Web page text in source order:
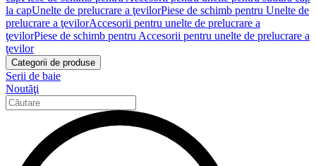
la capUnelte de prelucrare a ţevilorPiese de schimb pentru Unelte de
prelucrare a ţevilorAccesorii pentru unelte de prelucrare a
ţevilorPiese de schimb pentru Accesorii pentru unelte de prelucrare a
ţevilor
Categorii de produse
Serii de baie
Noutăţi